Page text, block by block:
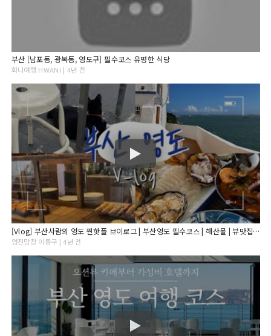
부산 [남포동, 광복동, 영도구] 필수코스 유명한 식당
화니여행 HWANI | 4년 전
[Vlog] 부산사람의 영도 찐핫플 브이로그 | 부산영도 필수코스 | 해산물 | 뷰맛집 | 고양이맛집 |드라이브 (흰여울마을, 옥천횟집, 손목서가, 신기숲)
엉진망창 이동구 | 4년 전